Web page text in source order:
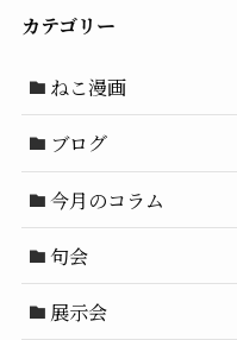
カテゴリー
ねこ漫画
ブログ
今月のコラム
句会
展示会